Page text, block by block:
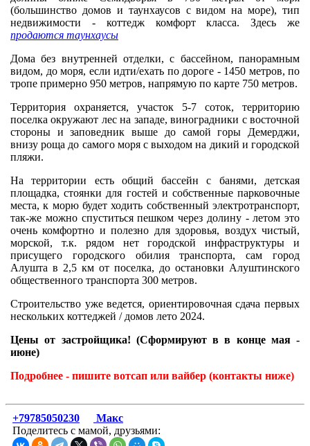
(большинство домов и таунхаусов с видом на море), тип
недвижимости - коттедж комфорт класса. Здесь же
продаются таунхаусы
Дома без внутренней отделки, с бассейном, панорамным
видом, до моря, если идти/ехать по дороге - 1450 метров, по
тропе примерно 950 метров, напрямую по карте 750 метров.
Территория охраняется, участок 5-7 соток, территорию
поселка окружают лес на западе, виноградники с восточной
стороны и заповедник выше до самой горы Демерджи,
внизу роща до самого моря с выходом на дикий и городской
пляжи.
На территории есть общий бассейн с банями, детская
площадка, стоянки для гостей и собственные парковочные
места, к морю будет ходить собственный электротранспорт,
так-же можно спуститься пешком через долину - летом это
очень комфортно и полезно для здоровья, воздух чистый,
морской, т.к. рядом нет городской инфраструктуры и
присущего городского обилия транспорта, сам город
Алушта в 2,5 км от поселка, до остановки Алуштинского
общественного транспорта 300 метров.
Строительство уже ведется, ориентировочная сдача первых
нескольких коттеджей / домов лето 2024.
Цены от застройщика! (Сформируют в в конце мая -
июне)
Подробнее - пишите вотсап или вайбер (контакты ниже)
+79785050230
Макс
Поделитесь с мамой, друзьями: